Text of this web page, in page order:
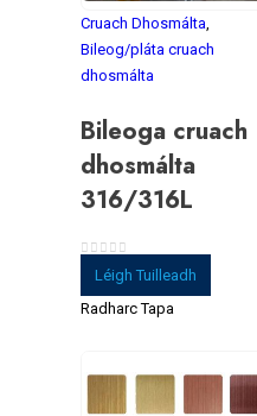
Cruach Dhosmálta,
Bileog/pláta cruach
dhosmálta
Bileoga cruach
dhosmálta
316/316L
As 5
Léigh Tuilleadh
Radharc Tapa